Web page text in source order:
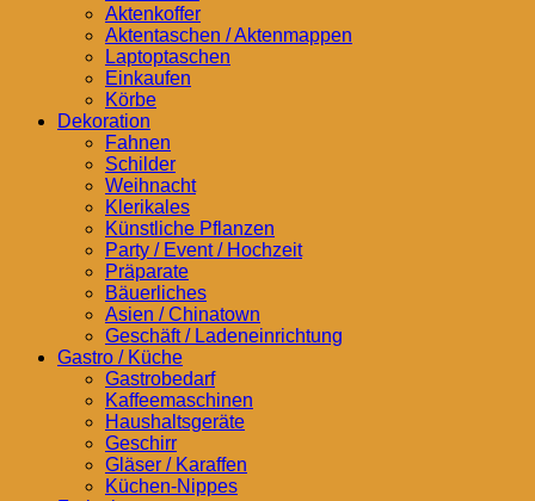
Aktenkoffer
Aktentaschen / Aktenmappen
Laptoptaschen
Einkaufen
Körbe
Dekoration
Fahnen
Schilder
Weihnacht
Klerikales
Künstliche Pflanzen
Party / Event / Hochzeit
Präparate
Bäuerliches
Asien / Chinatown
Geschäft / Ladeneinrichtung
Gastro / Küche
Gastrobedarf
Kaffeemaschinen
Haushaltsgeräte
Geschirr
Gläser / Karaffen
Küchen-Nippes